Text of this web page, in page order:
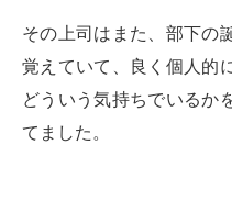
その上司はまた、部下の
覚えていて、良く個人的
どういう気持ちでいるか
てました。